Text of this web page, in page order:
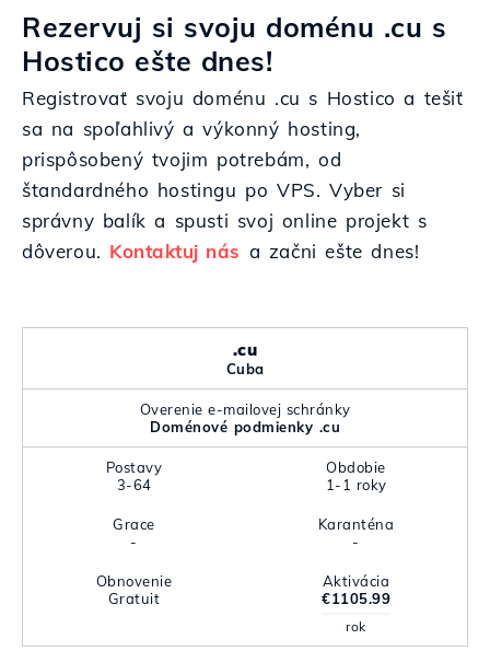
Rezervuj si svoju doménu .cu s
Hostico ešte dnes!
Registrovať svoju doménu .cu s Hostico a tešiť
sa na spoľahlivý a výkonný hosting,
prispôsobený tvojim potrebám, od
štandardného hostingu po VPS. Vyber si
správny balík a spusti svoj online projekt s
dôverou. Kontaktuj nás a začni ešte dnes!
.cu
Cuba
Overenie e-mailovej schránky
Doménové podmienky .cu
Postavy
3-64
Obdobie
1-1 roky
Grace
-
Karanténa
-
Obnovenie
Gratuit
Aktivácia
€1105.99
rok